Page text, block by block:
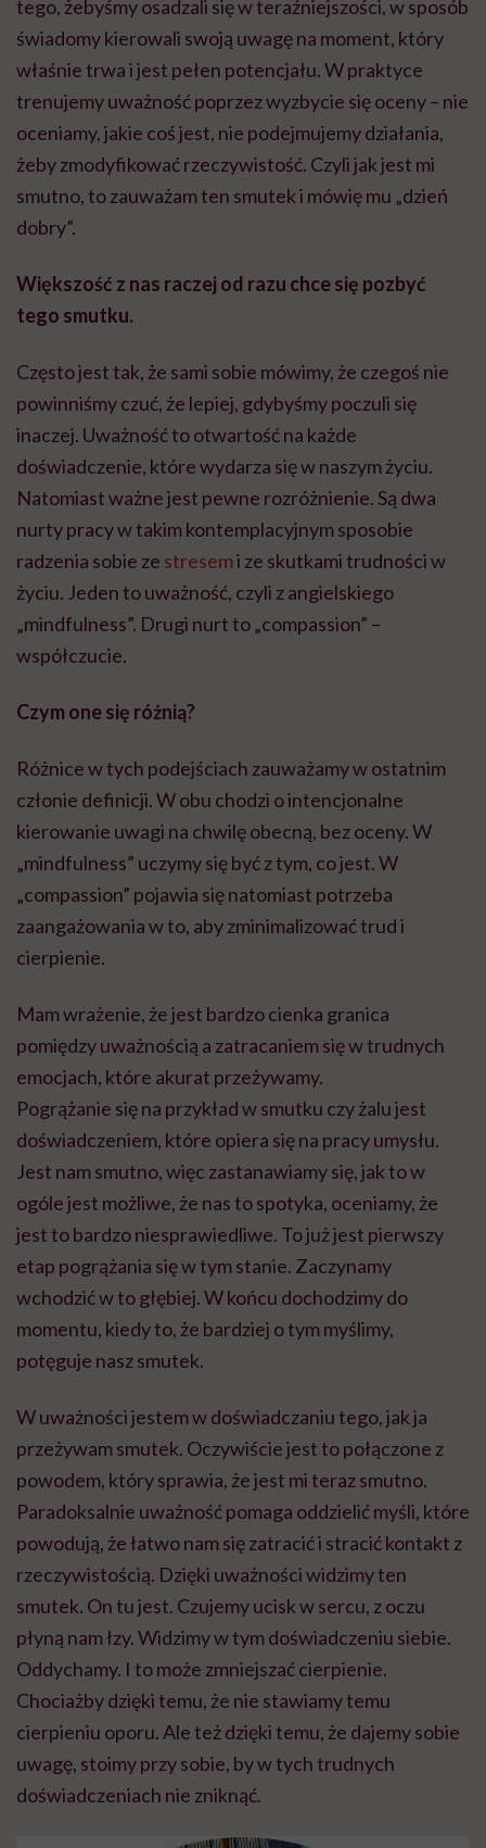
tego, żebyśmy osadzali się w teraźniejszości, w sposób
świadomy kierowali swoją uwagę na moment, który
właśnie trwa i jest pełen potencjału. W praktyce
trenujemy uważność poprzez wyzbycie się oceny – nie
oceniamy, jakie coś jest, nie podejmujemy działania,
żeby zmodyfikować rzeczywistość. Czyli jak jest mi
smutno, to zauważam ten smutek i mówię mu „dzień
dobry”.
Większość z nas raczej od razu chce się pozbyć
tego smutku.
Często jest tak, że sami sobie mówimy, że czegoś nie
powinniśmy czuć, że lepiej, gdybyśmy poczuli się
inaczej. Uważność to otwartość na każde
doświadczenie, które wydarza się w naszym życiu.
Natomiast ważne jest pewne rozróżnienie. Są dwa
nurty pracy w takim kontemplacyjnym sposobie
radzenia sobie ze stresemi ze skutkami trudności w
życiu. Jeden to uważność, czyli z angielskiego
„mindfulness”. Drugi nurt to „compassion” –
współczucie.
Czym one się różnią?
Różnice w tych podejściach zauważamy w ostatnim
członie definicji. W obu chodzi o intencjonalne
kierowanie uwagi na chwilę obecną, bez oceny. W
„mindfulness” uczymy się być z tym, co jest. W
„compassion” pojawia się natomiast potrzeba
zaangażowania w to, aby zminimalizować trud i
cierpienie.
Mam wrażenie, że jest bardzo cienka granica
pomiędzy uważnością a zatracaniem się w trudnych
emocjach, które akurat przeżywamy.
Pogrążanie się na przykład w smutku czy żalu jest
doświadczeniem, które opiera się na pracy umysłu.
Jest nam smutno, więc zastanawiamy się, jak to w
ogóle jest możliwe, że nas to spotyka, oceniamy, że
jest to bardzo niesprawiedliwe. To już jest pierwszy
etap pogrążania się w tym stanie. Zaczynamy
wchodzić w to głębiej. W końcu dochodzimy do
momentu, kiedy to, że bardziej o tym myślimy,
potęguje nasz smutek.
W uważności jestem w doświadczaniu tego, jak ja
przeżywam smutek. Oczywiście jest to połączone z
powodem, który sprawia, że jest mi teraz smutno.
Paradoksalnie uważność pomaga oddzielić myśli, które
powodują, że łatwo nam się zatracić i stracić kontakt z
rzeczywistością. Dzięki uważności widzimy ten
smutek. On tu jest. Czujemy ucisk w sercu, z oczu
płyną nam łzy. Widzimy w tym doświadczeniu siebie.
Oddychamy. I to może zmniejszać cierpienie.
Chociażby dzięki temu, że nie stawiamy temu
cierpieniu oporu. Ale też dzięki temu, że dajemy sobie
uwagę, stoimy przy sobie, by w tych trudnych
doświadczeniach nie zniknąć.